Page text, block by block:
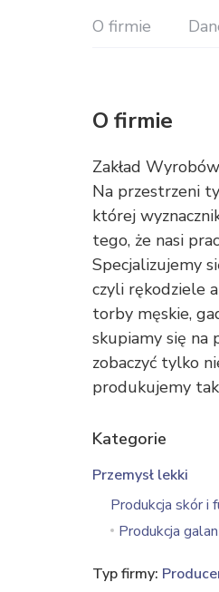
O firmie
O firmie
Zakład
Na przestrzeni
której
tego, że nasi
Specjalizujemy
czyli rękodziele
torby męskie,
skupiamy się na
zobaczyć tylko
produkujemy
Kategorie
Przemysł lekki
Produkcja skór i
Produkcja
Typ firmy: